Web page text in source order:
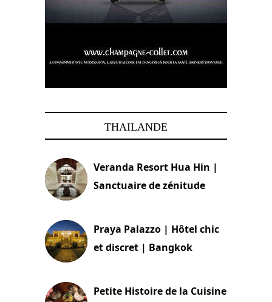
THAILANDE
Veranda Resort Hua Hin |
Sanctuaire de zénitude
Praya Palazzo | Hôtel chic
et discret | Bangkok
Petite Histoire de la Cuisine